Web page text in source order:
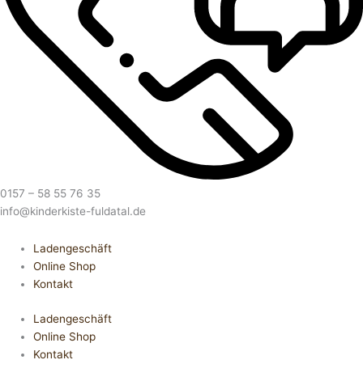
0157 – 58 55 76 35
info@kinderkiste-fuldatal.de
Ladengeschäft
Online Shop
Kontakt
Ladengeschäft
Online Shop
Kontakt